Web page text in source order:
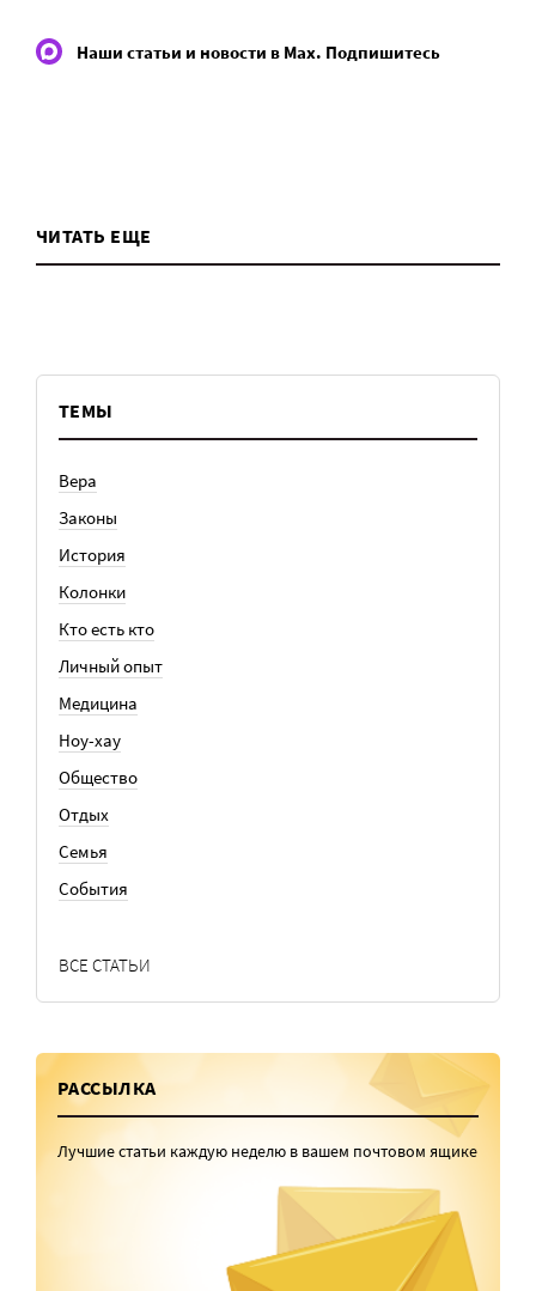
Наши статьи и новости в Max. Подпишитесь
ЧИТАТЬ ЕЩЕ
ТЕМЫ
Вера
Законы
История
Колонки
Кто есть кто
Личный опыт
Медицина
Ноу-хау
Общество
Отдых
Семья
События
ВСЕ СТАТЬИ
РАССЫЛКА
Лучшие статьи каждую неделю в вашем почтовом ящике